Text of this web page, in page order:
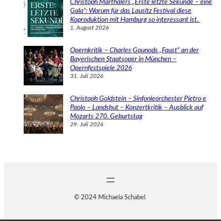
Christoph Marthalers „Erste letzte Sekunde – eine
Gala“: Warum für das Lausitz Festival diese
Koproduktion mit Hamburg so interessant ist.
1. August 2026
Opernkritik – Charles Gounods „Faust“ an der
Bayerischen Staatsoper in München –
Opernfestspiele 2026
31. Juli 2026
Christoph Goldstein – Sinfonieorchester Pietro e
Paolo – Landshut – Konzertkritik – Ausblick auf
Mozarts 270. Geburtstag
29. Juli 2026
© 2024 Michaela Schabel